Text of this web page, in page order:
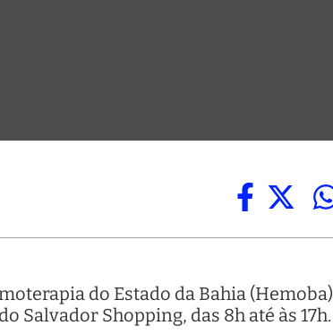
do Estado da Bahia (Hemoba)
Salvador Shopping, das 8h até às 17h.